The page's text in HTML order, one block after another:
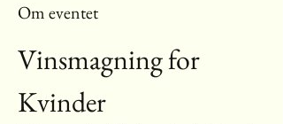
Om eventet
Vinsmagning for
Kvinder